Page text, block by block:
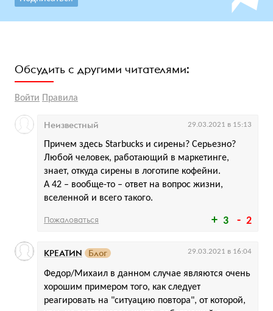
Обсудить с другими читателями:
Войти Правила
3 2
Причем здесь Starbucks и сирены? Серьезно?
Любой человек, работающий в маркетинге,
знает, откуда сирены в логотипе кофейни.
А 42 – вообще-то – ответ на вопрос жизни,
вселенной и всего такого.
Неизвестный 29.03.2021 в 15:13
Пожаловаться
Федор/Михаил в данном случае являются очень
хорошим примером того, как следует
реагировать на "ситуацию повтора", от которой,
КРЕАТИN Блог 29.03.2021 в 16:04